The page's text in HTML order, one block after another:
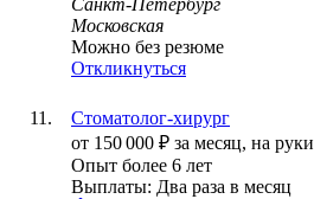
Санкт-Петербург
Московская
Можно без резюме
Откликнуться
Стоматолог-хирург
от 150 000 ₽ за месяц, на руки
Опыт более 6 лет
Выплаты: Два раза в месяц